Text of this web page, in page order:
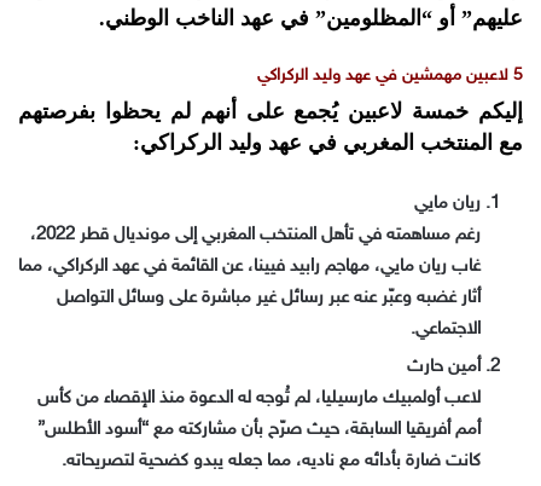
عليهم” أو “المظلومين” في عهد الناخب الوطني.
5 لاعبين مهمشين في عهد وليد الركراكي
إليكم خمسة لاعبين يُجمع على أنهم لم يحظوا بفرصتهم
مع المنتخب المغربي في عهد وليد الركراكي:
ريان مايي
رغم مساهمته في تأهل المنتخب المغربي إلى مونديال قطر 2022،
غاب ريان مايي، مهاجم رابيد فيينا، عن القائمة في عهد الركراكي، مما
أثار غضبه وعبّر عنه عبر رسائل غير مباشرة على وسائل التواصل
الاجتماعي.
أمين حارث
لاعب أولمبيك مارسيليا، لم تُوجه له الدعوة منذ الإقصاء من كأس
أمم أفريقيا السابقة، حيث صرّح بأن مشاركته مع “أسود الأطلس”
كانت ضارة بأدائه مع ناديه، مما جعله يبدو كضحية لتصريحاته.